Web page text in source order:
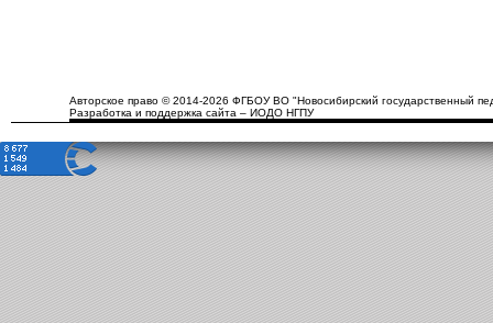
Авторское право © 2014-2026 ФГБОУ ВО "Новосибирский государственный
Разработка и поддержка сайта – ИОДО НГПУ